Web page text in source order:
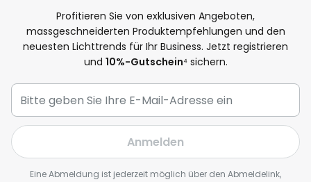
Profitieren Sie von exklusiven Angeboten,
massgeschneiderten Produktempfehlungen und den
neuesten Lichttrends für Ihr Business. Jetzt registrieren
und 10%-Gutschein⁴ sichern.
Anmelden
Eine Abmeldung ist jederzeit möglich über den Abmeldelink,